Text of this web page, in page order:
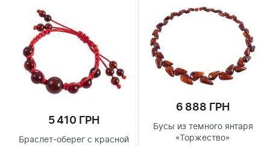
5 410 ГРН
Браслет-оберег с красной
6 888 ГРН
Бусы из темного янтаря
«Торжество»